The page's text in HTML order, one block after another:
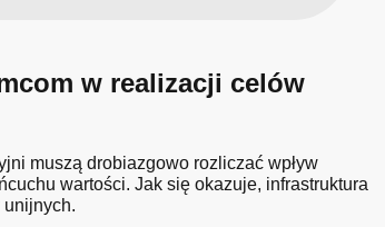
w realizacji celów
muszą drobiazgowo rozliczać wpływ
wartości. Jak się okazuje, infrastruktura